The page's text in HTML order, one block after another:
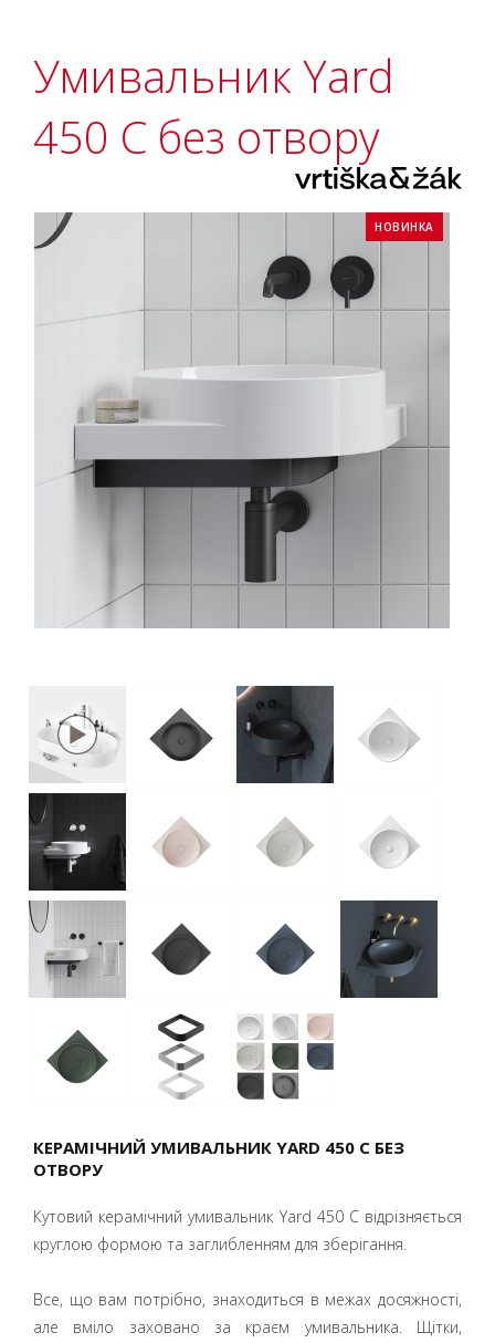
Умивальник Yard
450 C без отвору
НОВИНКА
КЕРАМІЧНИЙ УМИВАЛЬНИК YARD 450 C БЕЗ
ОТВОРУ
Кутовий керамічний умивальник Yard 450 C відрізняється
круглою формою та заглибленням для зберігання.
Все, що вам потрібно, знаходиться в межах досяжності,
але вміло заховано за краєм умивальника. Щітки,